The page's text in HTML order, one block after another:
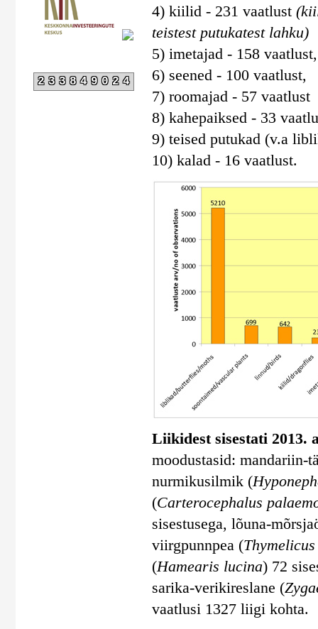
233849024
4) kiilid - 231 vaatlust
teistest putukatest lahku)
5) imetajad - 158 vaatlust,
6) seened - 100 vaatlust,
7) roomajad - 57 vaatlust
8) kahepaiksed - 33
9) teised putukad (v.a
10) kalad - 16 vaatlust.
Liikidest sisestati 2013.
moodustasid: mandariin-
nurmikusilmik (
(Carterocephalus
sisestusega, lõuna-
viirgpunnpea (
(Hamearis lucina) 72
sarika-verikireslane (
vaatlusi 1327 liigi kohta.